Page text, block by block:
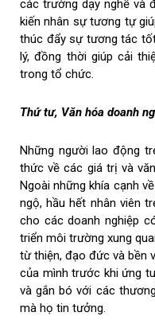
các trường dạy nghề và
kiến ​​nhân sự tương tự
thúc đẩy sự tương tác
lý, đồng thời giúp cải
trong tổ chức.
Thứ tư, Văn hóa doanh
Những người lao động
thức về các giá trị và
Ngoài những khía cạnh
ngộ, hầu hết nhân viên
cho các doanh nghiệp
triển môi trường xung
từ thiện, đạo đức và bền
của mình trước khi ứng
và gắn bó với các
mà họ tin tưởng.